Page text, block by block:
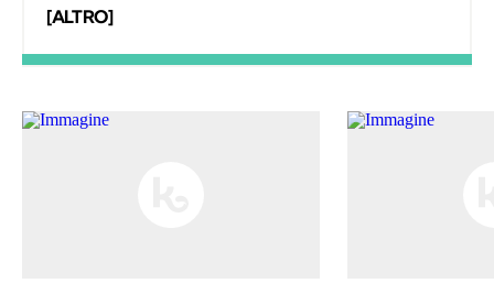
con una tesi sperimentale in chirurgia
Nel 2013 ho inaugurato il mio ambulatorio in
[ALTRO]